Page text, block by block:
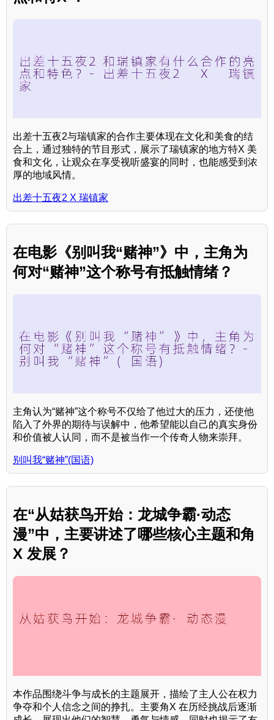
出差十五夜2与瑞镇家的合作主要体现在文化和美食的结
合上，通过独特的节目形式，展示了瑞镇家的地方特X 美
食和文化，让观众在享受视听盛宴的同时，也能感受到浓
厚的地域风情。
出差十五夜2 X 瑞镇家
在电影《别叫我“赌神”》中，主角为
何对“赌神”这个称号有抵触情绪？
主角认为“赌神”这个称号不仅给了他过大的压力，还使他
陷入了外界的期待与误解中，他希望能以自己的真实身份
和价值被人认同，而不是被当作一个传奇人物来崇拜。
别叫我“赌神”(国语)
在“从姑获鸟开始：龙城争霸·动态
漫”中，主要讲述了哪些核心主题和角
X 发展？
本作品围绕斗争与成长的主题展开，描绘了主人公在权力
争夺和个人信念之间的挣扎。主要角X 在历经挑战后逐渐